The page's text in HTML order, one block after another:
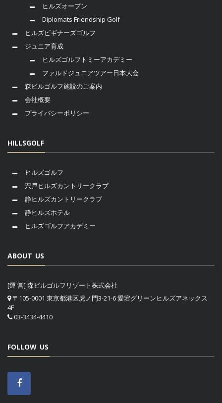
ヒルズオープン
Diplomats Friendship Golf
ヒルズビギナーズゴルフ
ジュニア育成
ヒルズゴルフトミーアカデミー
ファルドジュニアツアー日本大会
森ビルゴルフ施設のご案内
会社概要
プライバシーポリシー
HILLSGOLF
ヒルズゴルフ
宍戸ヒルズカントリークラブ
静ヒルズカントリークラブ
静ヒルズホテル
ヒルズゴルフアカデミー
ABOUT US
[運 営] 森ビルゴルフリゾート株式会社
〒105-0001 東京都港区虎ノ門3-21-6 愛宕グリーンヒルズアネックス
4F
03-3434-4410
FOLLOW US